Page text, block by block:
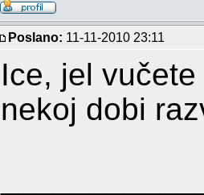
Poslano: 11-11-2010 23:11
Ice, jel
nekoj dobi